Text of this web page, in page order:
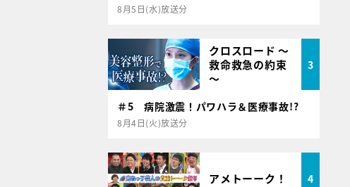
8月5日(水)放送分
クロスロード ～
救命救急の約束
～
3
＃5 病院激震！パワハラ＆医療事故!?
8月4日(火)放送分
アメトーーク！ 4